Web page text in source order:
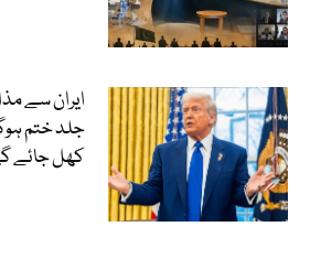
ایران سے
جلد ختم
کھل جائے